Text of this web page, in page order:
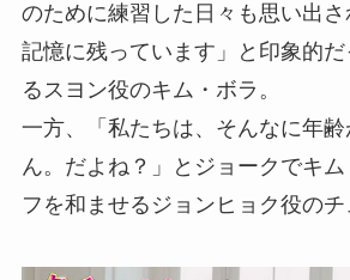
のために練習した日々も思い出
記憶に残っています」と印象的
るスヨン役のキム・ボラ。
一方、「私たちは、そんなに年
ん。だよね？」とジョークでキ
フを和ませるジョンヒョク役のチ